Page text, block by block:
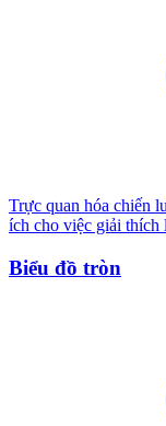
Trực quan hóa chiến
ích cho việc giải thích
Biểu đồ tròn